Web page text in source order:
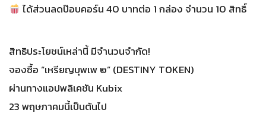
ได้ส่วนลดป๊อบคอร์น 40 บาทต่อ 1 กล่อง จำนวน 10 สิทธิ์
สิทธิประโยชน์เหล่านี้ มีจำนวนจำกัด!
จองซื้อ “เหรียญบุพเพ ๒” (DESTINY TOKEN)
ผ่านทางแอปพลิเคชัน Kubix
23 พฤษภาคมนี้เป็นต้นไป